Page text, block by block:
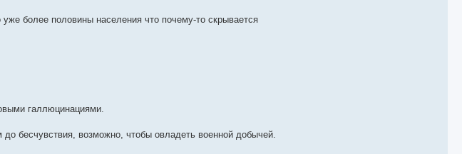
более половины населения что почему-то скрывается
галлюцинациями.
бесчувствия, возможно, чтобы овладеть военной добычей.